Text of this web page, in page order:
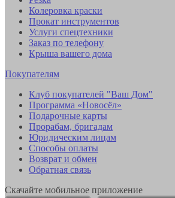
Колеровка краски
Прокат инструментов
Услуги спецтехники
Заказ по телефону
Крыша вашего дома
Покупателям
Клуб покупателей "Ваш Дом"
Программа «Новосёл»
Подарочные карты
Прорабам, бригадам
Юридическим лицам
Способы оплаты
Возврат и обмен
Обратная связь
Скачайте мобильное приложение